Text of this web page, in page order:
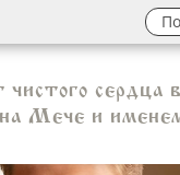
сердца
Мече и именем